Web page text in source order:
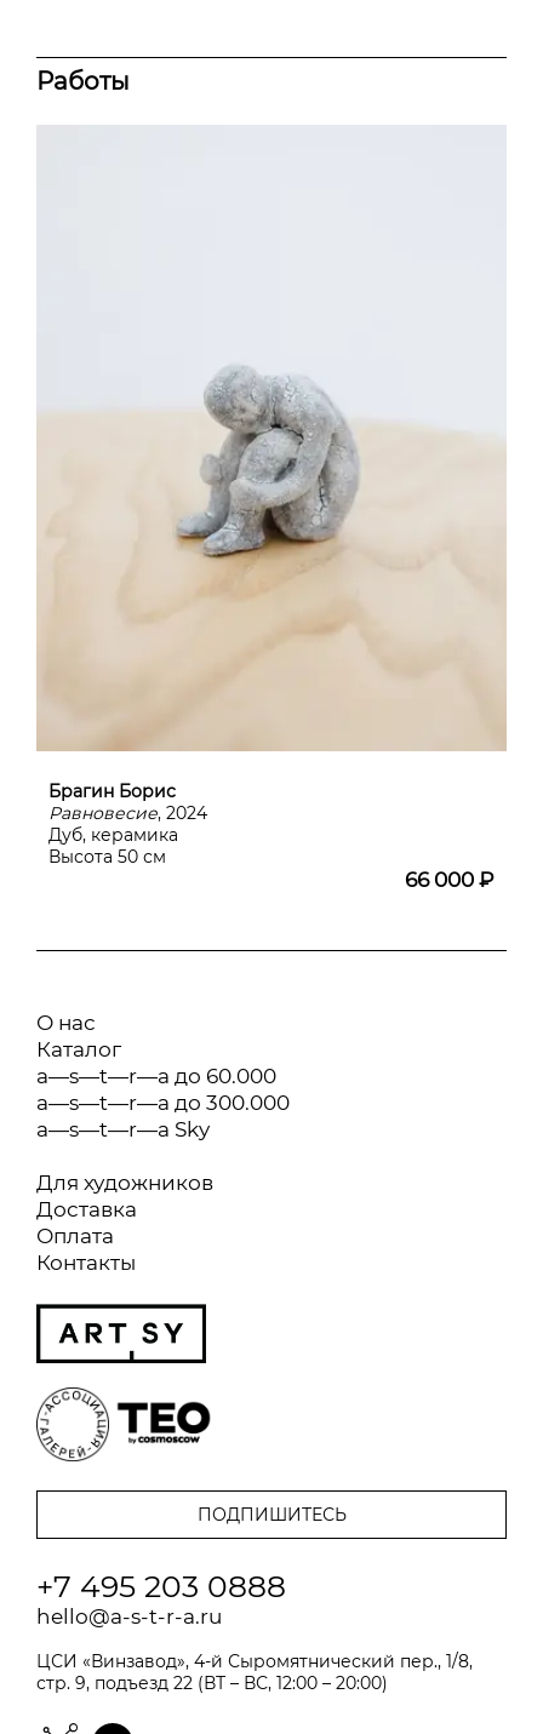
Работы
Брагин Борис
Равновесие, 2024
Дуб, керамика
Высота 50 см
66 000 ₽
О нас
Каталог
a—s—t—r—a до 60.000
a—s—t—r—a до 300.000
a—s—t—r—a Sky
Для художников
Доставка
Оплата
Контакты
+7 495 203 0888
hello@a-s-t-r-a.ru
ЦСИ «Винзавод», 4-й Сыромятнический пер., 1/8,
стр. 9, подъезд 22 (ВТ – ВС, 12:00 – 20:00)